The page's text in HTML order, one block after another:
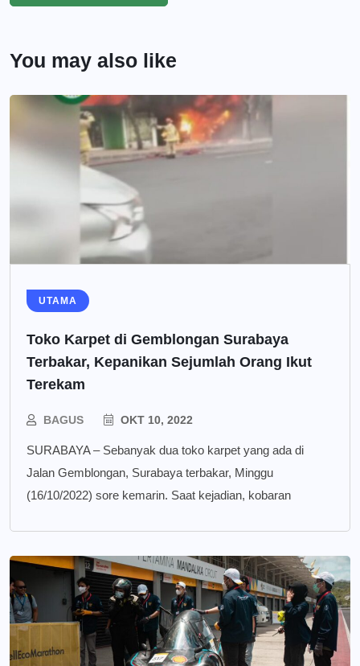
You may also like
UTAMA
Toko Karpet di Gemblongan Surabaya
Terbakar, Kepanikan Sejumlah Orang Ikut
Terekam
BAGUS OKT 10, 2022
SURABAYA – Sebanyak dua toko karpet yang ada di
Jalan Gemblongan, Surabaya terbakar, Minggu
(16/10/2022) sore kemarin. Saat kejadian, kobaran